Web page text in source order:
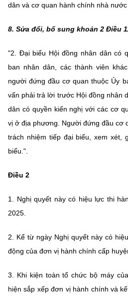
dân và cơ quan hành chính nhà nước
8. Sửa đổi, bổ sung khoản 2 Điều
"2. Đại biểu Hội đồng nhân dân có
ban nhân dân, các thành viên
người đứng đầu cơ quan thuộc Ủy
vấn phải trả lời trước Hội đồng nhân
dân có quyền kiến nghị với các cơ
vị ở địa phương. Người đứng đầu cơ
trách nhiệm tiếp đại biểu, xem xét,
biểu.".
Điều 2
1. Nghị quyết này có hiệu lực thi
2025.
2. Kể từ ngày Nghị quyết này có
động của đơn vị hành chính cấp
3. Khi kiện toàn tổ chức bộ máy
hiện sắp xếp đơn vị hành chính và